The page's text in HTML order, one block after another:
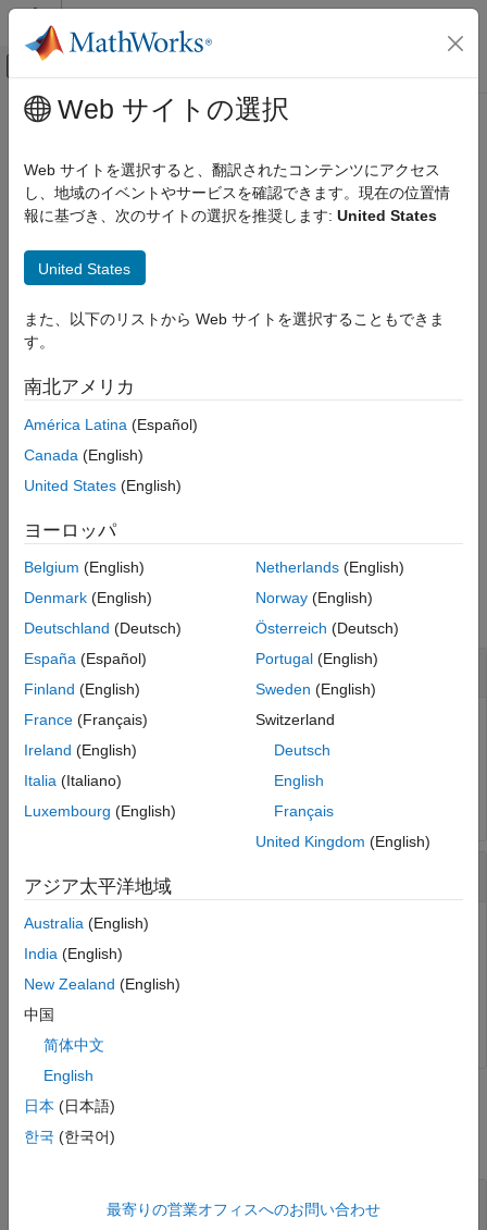
コンテンツへスキップ
オフキャンバス ナビゲーション メ
ドキュメンテーションのホーム
MATLAB Coder
MATLAB Coder Supported Hardware
Jetson and NVIDIA DRIVE Platforms
Deployment
deleteFile
Syntax
Description
Version History
See Also
メインコンテンツ
deleteFile
Delete file on target hardware
Syntax
Description
Support Package for NVIDIA Jetson and NVIDIA DRIVE
deleteFile(hwObj
target hardware.
example
Examples
Delete File on NVIDIAHardware
You can delete a file on the NVIDIA®hardware.
deleteFile(hwObj, '/home/ubuntu/cap.jpg'
You can delete multiple files on the NVIDIA hardware using
a wildcard character,
Input Arguments
collapse all
hwObj—
Connection to a specific NVIDIA
hardware board
Web サイトの選択
Web サイトを選択すると、翻訳されたコンテンツにアクセス
し、地域のイベントやサービスを確認できます。現在の位置情
報に基づき、次のサイトの選択を推奨します: United States
United States
また、以下のリストから Web サイトを選択することもできま
す。
南北アメリカ
América Latina (Español)
Canada (English)
United States (English)
ヨーロッパ
Belgium (English)
Denmark (English)
Deutschland (Deutsch)
España (Español)
Finland (English)
France (Français)
Ireland (English)
Italia (Italiano)
Luxembourg (English)
Netherlands(English)
Norway(English)
Österreich (Deutsch)
Portugal(English)
Sweden (English)
Switzerland
Deutsch
English
Français
United Kingdom (English)
アジア太平洋地域
Australia (English)
India (English)
New Zealand (English)
中国
简体中文
English
日本 (日本語)
한국 (한국어)
最寄りの営業オフィスへのお問い合わせ